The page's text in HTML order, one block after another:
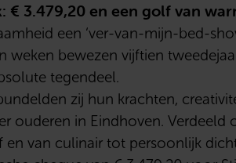
€ 3.479,20 en een golf van
een ‘ver-van-mijn-bed-
weken bewezen vijftien
tegendeel.
zij hun krachten,
ouderen in Eindhoven. Verdeeld
van culinair tot persoonlijk